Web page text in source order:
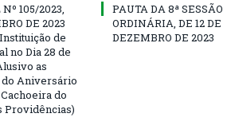
105/2023,
DE 2023
de
no Dia 28 de
as
Aniversário
do
Providências)
PAUTA DA 8ª SESSÃO
ORDINÁRIA, DE 12 DE
DEZEMBRO DE 2023